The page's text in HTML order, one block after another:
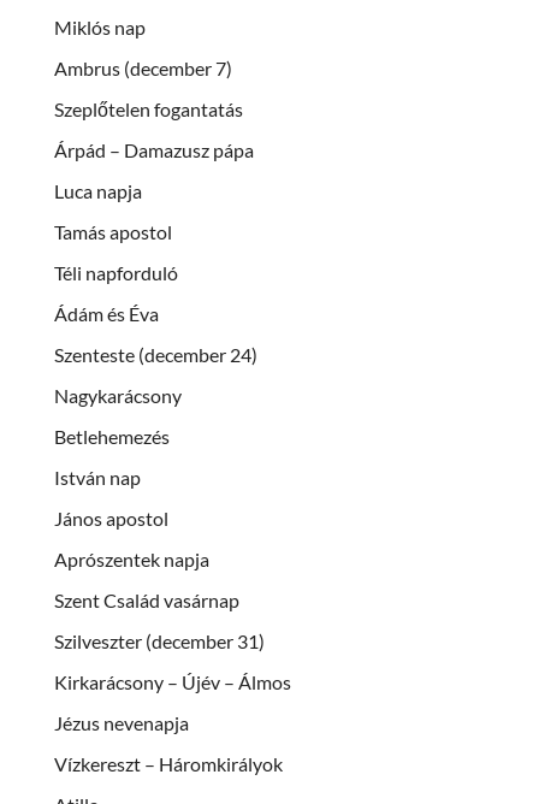
Miklós nap
Ambrus (december 7)
Szeplőtelen fogantatás
Árpád – Damazusz pápa
Luca napja
Tamás apostol
Téli napforduló
Ádám és Éva
Szenteste (december 24)
Nagykarácsony
Betlehemezés
István nap
János apostol
Aprószentek napja
Szent Család vasárnap
Szilveszter (december 31)
Kirkarácsony – Újév – Álmos
Jézus nevenapja
Vízkereszt – Háromkirályok